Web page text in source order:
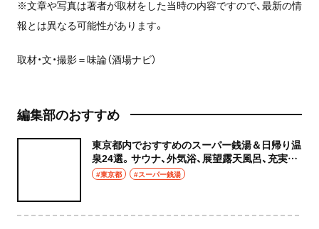
※文章や写真は著者が取材をした当時の内容ですので、最新の情
報とは異なる可能性があります。
取材・文・撮影＝味論（酒場ナビ）
編集部のおすすめ
東京都内でおすすめのスーパー銭湯＆日帰り温
泉24選。サウナ、外気浴、展望露天風呂、充実の
癒やし空間へ
#東京都 #スーパー銭湯